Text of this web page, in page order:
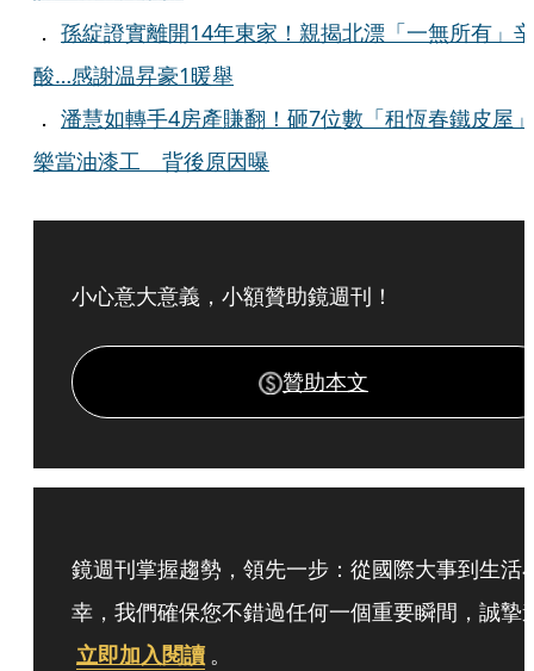
． 孫綻證實離開14年東家！親揭北漂「一無所有」辛
酸…感謝温昇豪1暖舉
． 潘慧如轉手4房產賺翻！砸7位數「租恆春鐵皮屋」
樂當油漆工 背後原因曝
小心意大意義，小額贊助鏡週刊！
贊助本文
鏡週刊掌握趨勢，領先一步：從國際大事到生活
幸，我們確保您不錯過任何一個重要瞬間，誠摯
立即加入閱讀 。